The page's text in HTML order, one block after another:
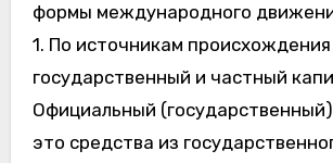
формы международного
1. По источникам
государственный и частный
Официальный
это средства из